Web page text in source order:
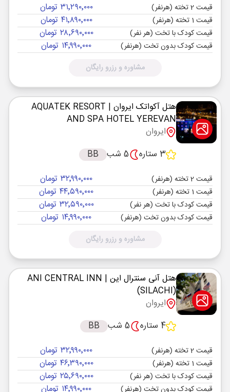
قیمت 2 تخته (هرنفر) ۳۱٬۲۹۰٬۰۰۰ تومان
قیمت 1 تخته (هرنفر) ۴۱٬۸۹۰٬۰۰۰ تومان
قیمت کودک با تخت (هر نفر) ۲۸٬۶۹۰٬۰۰۰ تومان
قیمت کودک بدون تخت (هرنفر) ۱۴٬۹۹۰٬۰۰۰ تومان
مشاوره و رزرو رایگان
هتل آکواتک ایروان | AQUATEK RESORT
AND SPA HOTEL YEREVAN
ایروان
3 ستاره
5 شب BB
قیمت 2 تخته (هرنفر) ۳۲٬۹۹۰٬۰۰۰ تومان
قیمت 1 تخته (هرنفر) ۴۴٬۵۹۰٬۰۰۰ تومان
قیمت کودک با تخت (هر نفر) ۳۲٬۵۹۰٬۰۰۰ تومان
قیمت کودک بدون تخت (هرنفر) ۱۴٬۹۹۰٬۰۰۰ تومان
مشاوره و رزرو رایگان
هتل آنی سنترال این | ANI CENTRAL INN
(SILACHI)
ایروان
4 ستاره
5 شب BB
قیمت 2 تخته (هرنفر) ۳۲٬۹۹۰٬۰۰۰ تومان
قیمت 1 تخته (هرنفر) ۴۶٬۳۹۰٬۰۰۰ تومان
قیمت کودک با تخت (هر نفر) ۲۵٬۶۹۰٬۰۰۰ تومان
قیمت کودک بدون تخت (هرنفر) ۱۴٬۹۹۰٬۰۰۰ تومان